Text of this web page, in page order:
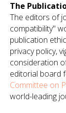
The
The editors of
compatibility"
publication
privacy policy,
consideration
editorial board
Committee on
world-leading